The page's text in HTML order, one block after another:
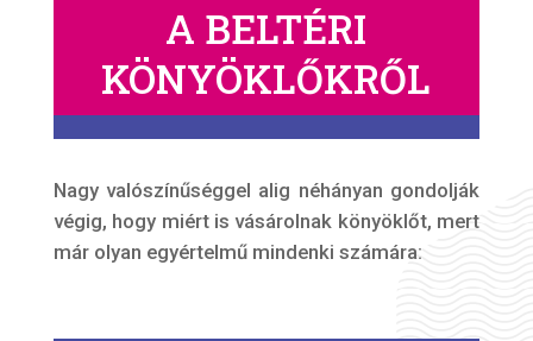
A BELTÉRI
KÖNYÖKLŐKRŐL
Nagy valószínűséggel alig néhányan gondolják
végig, hogy miért is vásárolnak könyöklőt, mert
már olyan egyértelmű mindenki számára: